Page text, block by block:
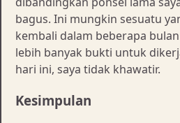
bagus. Ini mungkin sesuatu
kembali dalam beberapa
lebih banyak bukti untuk
hari ini, saya tidak khawatir.
Kesimpulan